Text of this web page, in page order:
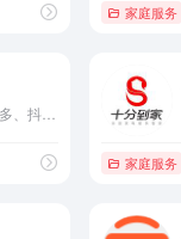
家庭服务
快可立是三方售后服务首选平台，对接京东、拼多多、抖音等平台，覆盖3万+街道与师傅，提供厨电、空调、卫浴等全品类家电售后维修服务。
家庭服务